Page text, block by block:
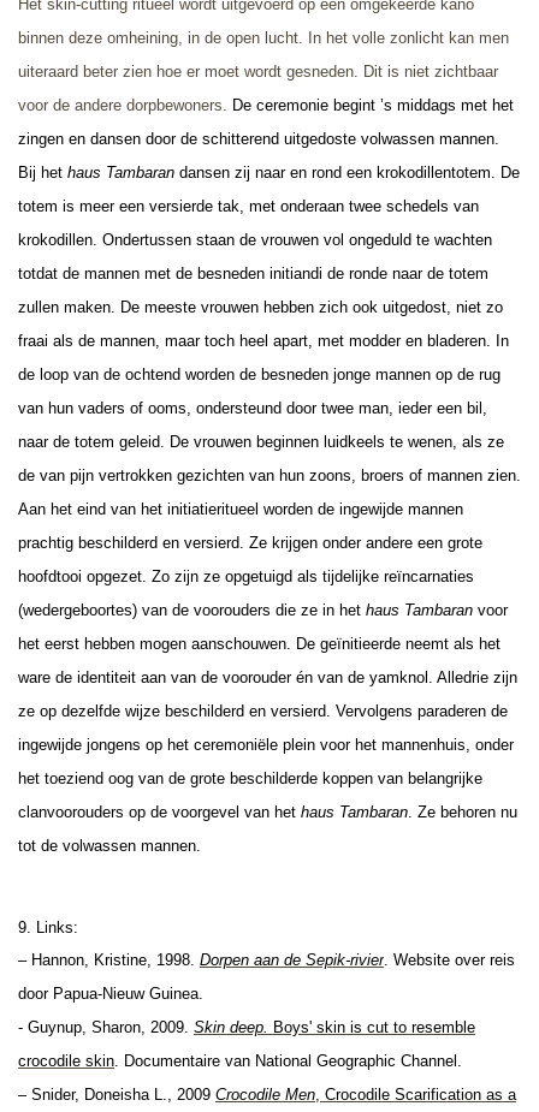
Het skin-cutting ritueel wordt uitgevoerd op een omgekeerde kano
binnen deze omheining, in de open lucht. In het volle zonlicht kan men
uiteraard beter zien hoe er moet wordt gesneden. Dit is niet zichtbaar
voor de andere dorpbewoners.
De ceremonie begint ’s middags met het
zingen en dansen door de schitterend uitgedoste volwassen mannen.
Bij het haus Tambaran dansen zij naar en rond een krokodillentotem. De
totem is meer een versierde tak, met onderaan twee schedels van
krokodillen. Ondertussen staan de vrouwen vol ongeduld te wachten
totdat de mannen met de besneden initiandi de ronde naar de totem
zullen maken. De meeste vrouwen hebben zich ook uitgedost, niet zo
fraai als de mannen, maar toch heel apart, met modder en bladeren. In
de loop van de ochtend worden de besneden jonge mannen op de rug
van hun vaders of ooms, ondersteund door twee man, ieder een bil,
naar de totem geleid. De vrouwen beginnen luidkeels te wenen, als ze
de van pijn vertrokken gezichten van hun zoons, broers of mannen zien.
Aan het eind van het initiatieritueel worden de ingewijde mannen
prachtig beschilderd en versierd. Ze krijgen onder andere een grote
hoofdtooi opgezet. Zo zijn ze opgetuigd als tijdelijke reïncarnaties
(wedergeboortes) van de voorouders die ze in het haus Tambaran voor
het eerst hebben mogen aanschouwen. De geïnitieerde neemt als het
ware de identiteit aan van de voorouder én van de yamknol. Alledrie zijn
ze op dezelfde wijze beschilderd en versierd. Vervolgens paraderen de
ingewijde jongens op het ceremoniële plein voor het mannenhuis, onder
het toeziend oog van de grote beschilderde koppen van belangrijke
clanvoorouders op de voorgevel van het haus Tambaran . Ze behoren nu
tot de volwassen mannen.
9. Links:
– Hannon, Kristine, 1998. Dorpen aan de Sepik-rivier . Website over reis
door Papua-Nieuw Guinea.
- Guynup, Sharon, 2009. Skin deep.
Boys' skin is cut to resemble
crocodile skin . Documentaire van National Geographic Channel.
– Snider, Doneisha L., 2009 Crocodile Men Crocodile Scarification as a